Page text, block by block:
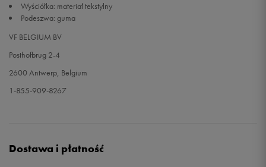
Wyściółka: materiał tekstylny
Podeszwa: guma
VF BELGIUM BV
Posthofbrug 2-4
2600 Antwerp, Belgium
1-855-909-8267
Dostawa i płatność